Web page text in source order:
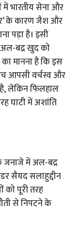
में भारतीय सेना और
के कारण जैश और
पड़ा है। इसी
बद्र खुद को
मानना है कि इस
आपसी वर्चस्व और
लेकिन फिलहाल
घाटी में अशांति
जनाजे में अल-बद्र
सैयद सलाहुद्दीन
पूरी तरह
से निपटने के